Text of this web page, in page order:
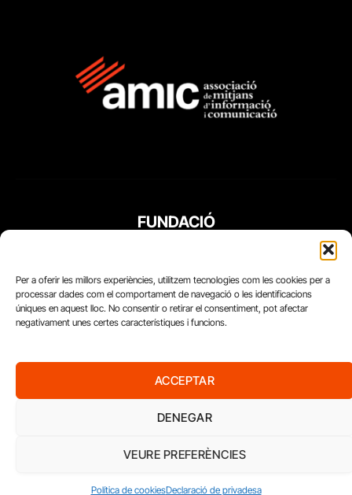
Per a oferir les millors experiències, utilitzem tecnologies com les cookies per a
processar dades com el comportament de navegació o les identificacions
úniques en aquest lloc. No consentir o retirar el consentiment, pot afectar
negativament unes certes característiques i funcions.
ACCEPTAR
DENEGAR
VEURE PREFERÈNCIES
Política de cookiesDeclaració de privadesa
FUNDACIÓ